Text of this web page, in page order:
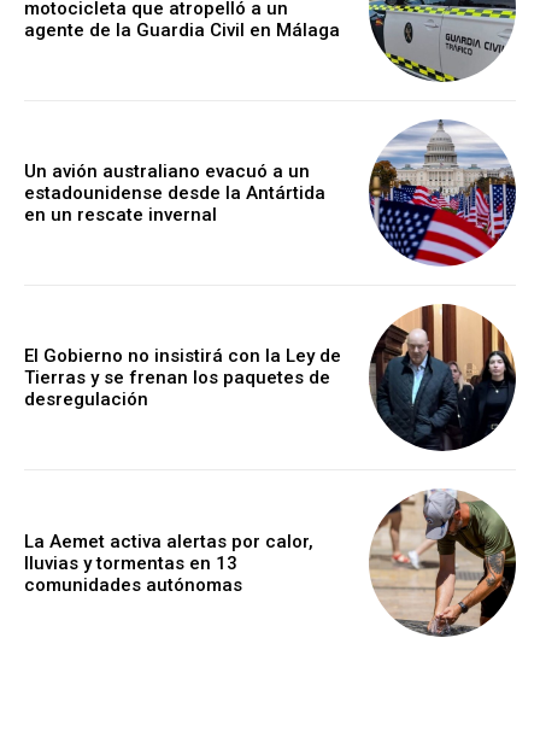
motocicleta que atropelló a un
agente de la Guardia Civil en Málaga
Un avión australiano evacuó a un
estadounidense desde la Antártida
en un rescate invernal
El Gobierno no insistirá con la Ley de
Tierras y se frenan los paquetes de
desregulación
La Aemet activa alertas por calor,
lluvias y tormentas en 13
comunidades autónomas